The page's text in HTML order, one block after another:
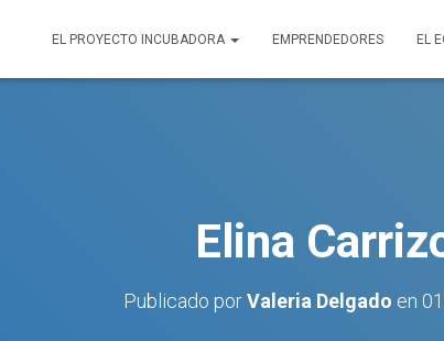
EL PROYECTO INCUBADORA EMPRENDEDORES EL
Elina
Publicado porValeria Delgado en